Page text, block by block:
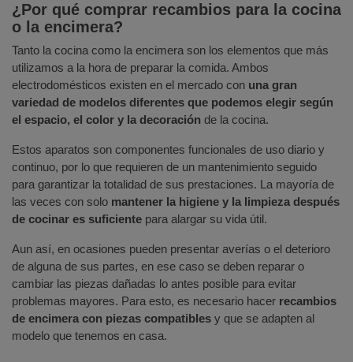
¿Por qué comprar recambios para la cocina
o la encimera?
Tanto la cocina como la encimera son los elementos que más
utilizamos a la hora de preparar la comida. Ambos
electrodomésticos existen en el mercado con una gran
variedad de modelos diferentes que podemos elegir según
el espacio, el color y la decoración de la cocina.
Estos aparatos son componentes funcionales de uso diario y
continuo, por lo que requieren de un mantenimiento seguido
para garantizar la totalidad de sus prestaciones. La mayoría de
las veces con solo mantener la higiene y la limpieza después
de cocinar es suficiente para alargar su vida útil.
Aun así, en ocasiones pueden presentar averías o el deterioro
de alguna de sus partes, en ese caso se deben reparar o
cambiar las piezas dañadas lo antes posible para evitar
problemas mayores. Para esto, es necesario hacer recambios
de encimera con piezas compatibles y que se adapten al
modelo que tenemos en casa.